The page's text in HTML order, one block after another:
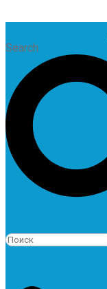
Search